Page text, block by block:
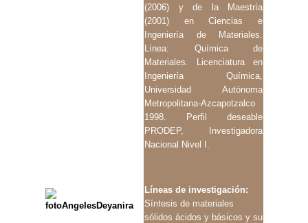
(2006) y de la Maestría
(2001) en Ciencias e
Ingeniería de Materiales.
Línea: Química de
Materiales. Licenciatura en
Ingeniería Química,
Universidad Autónoma
Metropolitana-Azcapotzalco
1998. Perfil deseable
PRODEP, Investigadora
Nacional Nivel I.
Líneas de investigación:
Síntesis de materiales
sólidos ácidos y básicos y su